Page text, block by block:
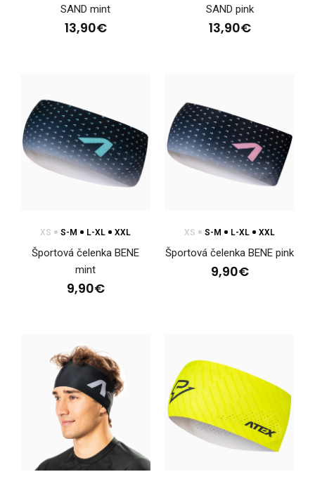
Ľahká jednovrstvová bežecká čelenka. Po stranách je čelenka
perforovaná pre lepšie odvetranie. Výška..
10,40€
Ľahká jednovrstvová bežecká čelenka. Po stranách je čelenka
perforovaná pre lepšie odvetranie. Výška..
SAND mint
13,90€
SAND pink
13,90€
XS S-M L-XL XXL
Športová čelenka BENE
mint
9,90€
XS S-M L-XL XXL
Športová čelenka BENE pink
9,90€